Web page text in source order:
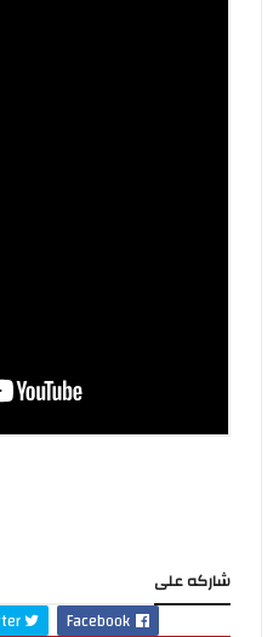
شاركه على
Facebook
Twitter